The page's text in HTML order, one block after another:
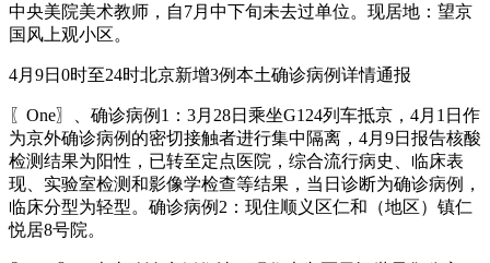
中央美院美术教师，自7月中下旬未去过单位。现居地：望京
国风上观小区。
4月9日0时至24时北京新增3例本土确诊病例详情通报
〖One〗、确诊病例1：3月28日乘坐G124列车抵京，4月1日作
为京外确诊病例的密切接触者进行集中隔离，4月9日报告核酸
检测结果为阳性，已转至定点医院，综合流行病史、临床表
现、实验室检测和影像学检查等结果，当日诊断为确诊病例，
临床分型为轻型。确诊病例2：现住顺义区仁和（地区）镇仁
悦居8号院。